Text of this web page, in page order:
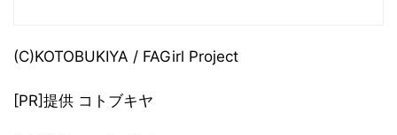
(C)KOTOBUKIYA / FAGirl Project
[PR]提供 コトブキヤ